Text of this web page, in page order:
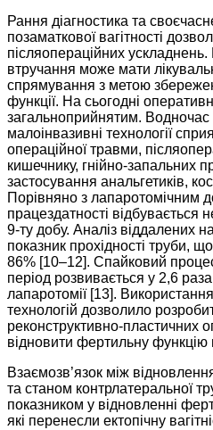
Рання діагностика та
позаматкової вагітності
післяопераційних
втручання може мати
спрямування з метою
функції. На сьогодні
загальноприйнятим. Водночас
малоінвазивні технології
операційної травми,
кишечнику, гнійно-запальних
застосування анальгетиків,
Порівняно з лапаротомічним
працездатності відбувається
9-ту добу. Аналіз віддалених
показник прохідності труби,
86% [10–12]. Спайковий
період розвивається у 2,6
лапаротомії [13].
технологій дозволило
реконструктивно-пластичних
відновити фертильну функцію
Взаємозв’язок між
та станом контрлатеральної
показником у відновленні
які перенес­ли ектопічну